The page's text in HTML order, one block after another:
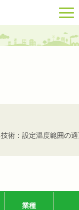
術：設定温度範囲の適
業種